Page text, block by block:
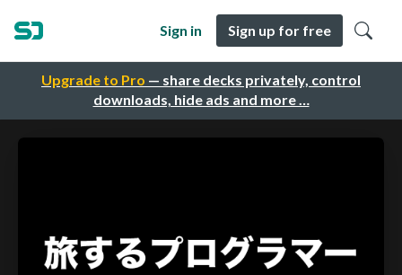
Upgrade to Pro — share decks privately, control
downloads, hide ads and more …
Sign in Sign up for free